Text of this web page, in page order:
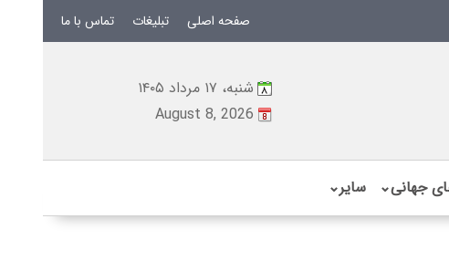
صفحه اصلی تبلیغات تماس با ما
شنبه، ۱۷ مرداد ۱۴۰۵
August 8, 2026
جهانی⌄ سایر⌄